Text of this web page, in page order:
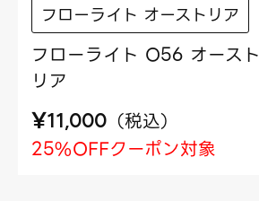
フローライト オーストリア
フローライト O56 オースト
リア
¥11,000 （税込）
25%OFFクーポン対象